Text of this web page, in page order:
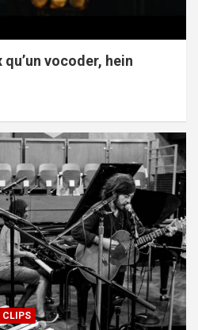
qu’un vocoder, hein
CLIPS